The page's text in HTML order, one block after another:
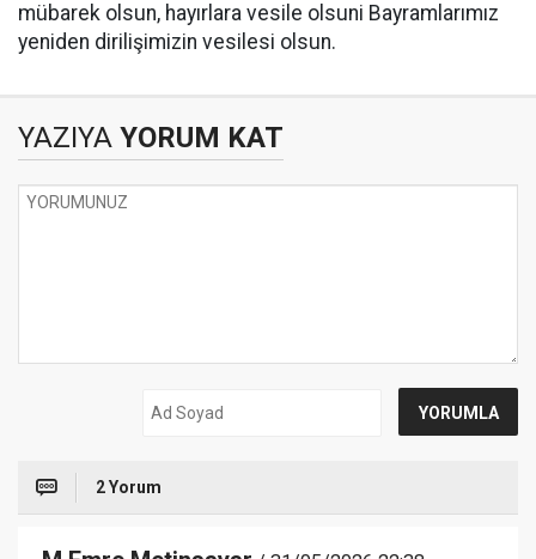
mübarek olsun, hayırlara vesile olsuni Bayramlarımız
yeniden dirilişimizin vesilesi olsun.
YAZIYA YORUM KAT
2 Yorum